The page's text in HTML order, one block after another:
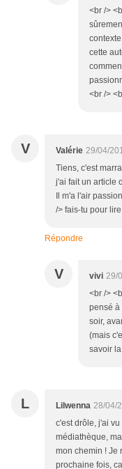
<br />
cette
<br />
V Valérie 29/04/
Tiens, c'est
j'ai fait un article
Il m'a l'air
/> fais-tu pour
Répondre
V vivi 29/
<br />
pensé à
soir,
(mais
savoir
L Lilwenna 28/04/
c'est drôle, j'ai
médiathèque,
mon chemin ! Je
prochaine fois,